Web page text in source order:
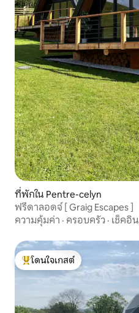
ที่พักใน Pentre-celyn
ฟรีดาลอดจ์ [ Graig Escapes ]
ความคุ้มค่า · ครอบครัว · เช็คอิน
โดนใจเกสต์ที่สุด
โดนใจเกสต์